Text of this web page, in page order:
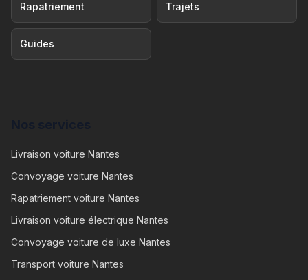
Rapatriement Trajets
Guides
Livraison voiture Nantes
Convoyage voiture Nantes
Rapatriement voiture Nantes
Livraison voiture électrique Nantes
Convoyage voiture de luxe Nantes
Transport voiture Nantes